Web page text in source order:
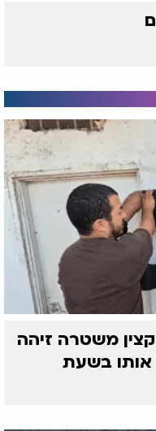
קצין משטרה זיהה
אותו בשעת